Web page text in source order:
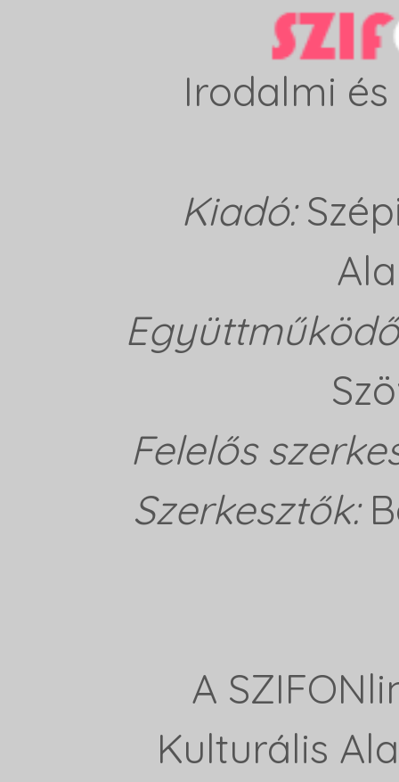
Irodalmi
Kiadó:
Felelős
Szerkesztők:
A
Kulturális